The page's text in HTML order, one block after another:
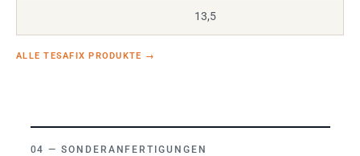
13,5
ALLE TESAFIX PRODUKTE →
SONDERANFERTIGUNGEN